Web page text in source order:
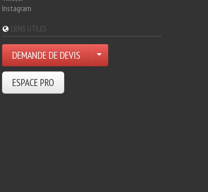
Instagram
LIENS UTILES
DEMANDE DE DEVIS
ESPACE PRO